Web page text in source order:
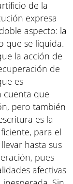
de la
expresa
aspecto: la
que se liquida.
la acción de
de
es
cuenta que
pero también
es la
para el
hasta sus
pues
afectivas